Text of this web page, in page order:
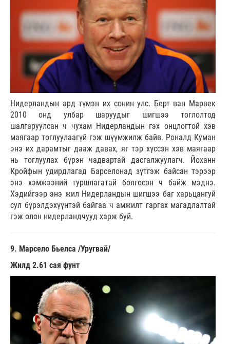
Нидерландын ард түмэн их сонин улс. Берт ван Марвек
2010 онд улбар шаруудыг шигшээ тоглолтод
шалгаруулсан ч чухам Нидерландын гэх онцлогтой хэв
маягаар тоглуулаагүй гэж шүүмжилж байв. Роналд Куман
энэ их дарамтыг дааж давах, яг тэр хүссэн хэв маягаар
нь тоглуулах бүрэн чадвартай дасгалжуулагч. Йоханн
Кройфын удирдлагад Барселонад зүтгэж байсан тэрээр
энэ хэмжээний туршлагатай болгосон ч байж мэднэ.
Хэдийгээр энэ жил Нидерландын шигшээ баг харьцангуй
сул бүрэлдэхүүнтэй байгаа ч амжилт гаргах магадлалтай
гэж олон нидерландчууд харж буй.
9. Марсело Бьелса /Уругвай/
Жилд 2.61 сая фунт